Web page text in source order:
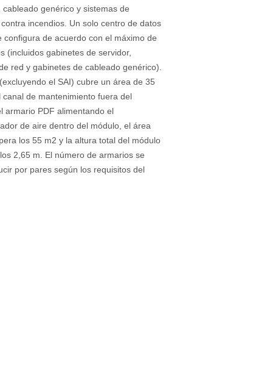
cableado genérico y sistemas de
incendios. Un solo centro de datos
configura de acuerdo con el máximo de
(incluidos gabinetes de servidor,
red y gabinetes de cableado genérico).
el SAI) cubre un área de 35
canal de mantenimiento fuera del
armario PDF alimentando el
de aire dentro del módulo, el área
los 55 m2 y la altura total del módulo
2,65 m. El número de armarios se
por pares según los requisitos del